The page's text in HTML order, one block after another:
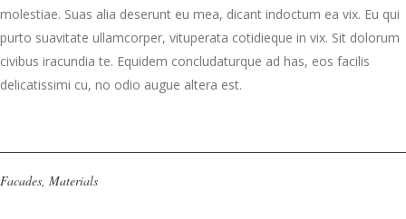
molestiae. Suas alia deserunt eu mea, dicant indoctum ea vix. Eu qui
purto suavitate ullamcorper, vituperata cotidieque in vix. Sit dolorum
civibus iracundia te. Equidem concludaturque ad has, eos facilis
delicatissimi cu, no odio augue altera est.
Facades Materials